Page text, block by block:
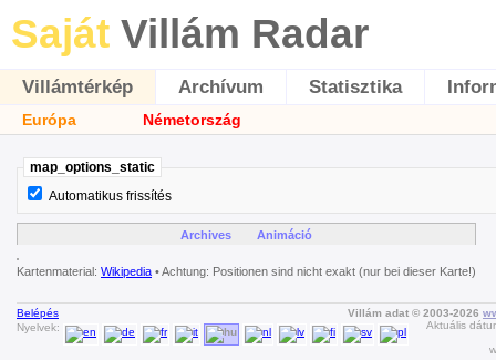
Saját Villám Radar
Villámtérkép Archívum Statisztika
Európa Németország
map_options_static
Automatikus frissítés
Archives Animáció
Kartenmaterial: Wikipedia • Achtung: Positionen sind nicht exakt (nur bei dieser Karte!)
Belépés
Nyelvek:
Villám adat © 2003-2026
Aktuális